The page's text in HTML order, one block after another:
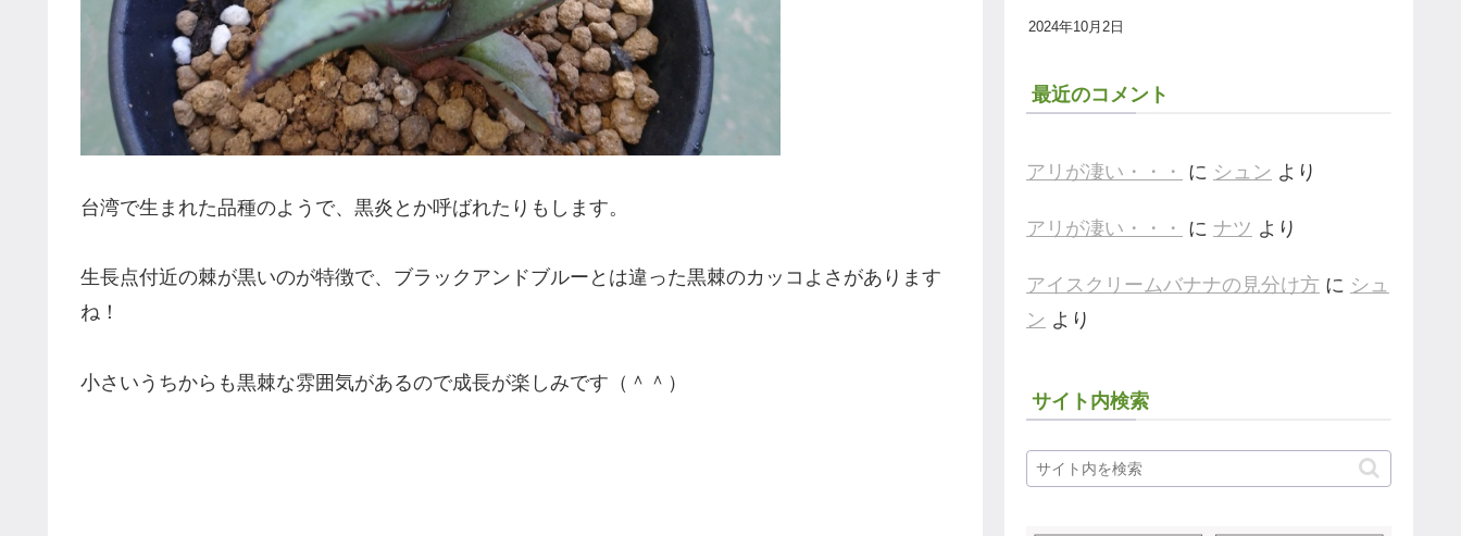
台湾で生まれた品種のようで、黒炎とか呼ばれたりもします。
生長点付近の棘が黒いのが特徴で、ブラックアンドブルーとは違った黒棘のカッコよさがあります
ね！
小さいうちからも黒棘な雰囲気があるので成長が楽しみです（＾＾）
2024年10月2日
最近のコメント
アリが凄い・・・ に シュン より
アリが凄い・・・ に ナツ より
アイスクリームバナナの見分け方 に シュ
ン より
サイト内検索